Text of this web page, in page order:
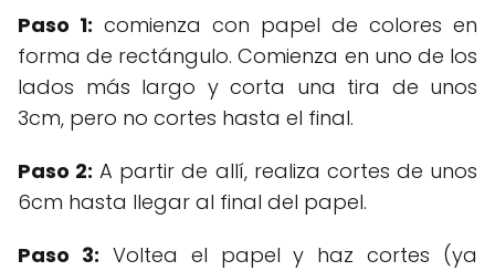
Paso 1: comienza con papel de colores en
forma de rectángulo. Comienza en uno de los
lados más largo y corta una tira de unos
3cm, pero no cortes hasta el final.
Paso 2: A partir de allí, realiza cortes de unos
6cm hasta llegar al final del papel.
Paso 3: Voltea el papel y haz cortes (ya